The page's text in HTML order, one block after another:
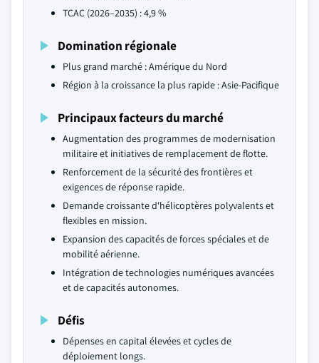
TCAC (2026–2035) : 4,9 %
Domination régionale
Plus grand marché : Amérique du Nord
Région à la croissance la plus rapide : Asie-Pacifique
Principaux facteurs du marché
Augmentation des programmes de modernisation
militaire et initiatives de remplacement de flotte.
Renforcement de la sécurité des frontières et
exigences de réponse rapide.
Demande croissante d'hélicoptères polyvalents et
flexibles en mission.
Expansion des capacités de forces spéciales et de
mobilité aérienne.
Intégration de technologies numériques avancées
et de capacités autonomes.
Défis
Dépenses en capital élevées et cycles de
déploiement longs.